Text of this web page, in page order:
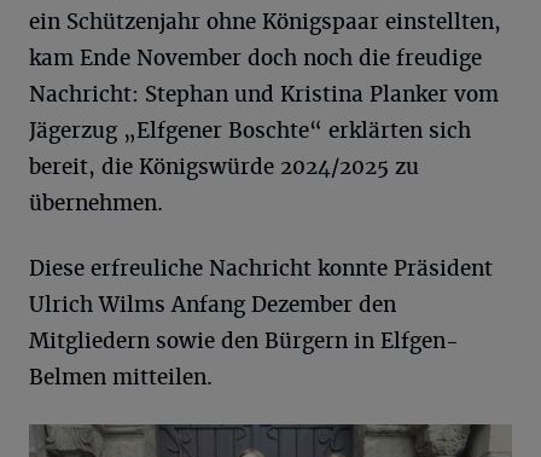
ein Schützenjahr ohne Königspaar einstellten,
kam Ende November doch noch die freudige
Nachricht: Stephan und Kristina Planker vom
Jägerzug „Elfgener Boschte“ erklärten sich
bereit, die Königswürde 2024/2025 zu
übernehmen.
Diese erfreuliche Nachricht konnte Präsident
Ulrich Wilms Anfang Dezember den
Mitgliedern sowie den Bürgern in Elfgen-
Belmen mitteilen.